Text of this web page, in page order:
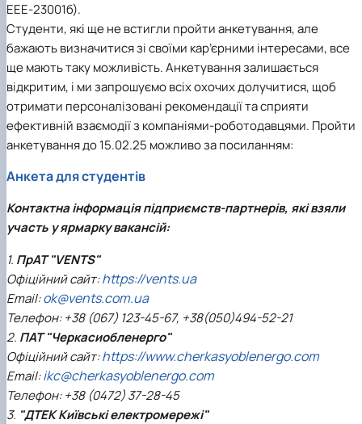
ЕЕЕ-23001б).
Студенти, які ще не встигли пройти анкетування, але
бажають визначитися зі своїми кар’єрними інтересами, все
ще мають таку можливість. Анкетування залишається
відкритим, і ми запрошуємо всіх охочих долучитися, щоб
отримати персоналізовані рекомендації та сприяти
ефективній взаємодії з компаніями-роботодавцями. Пройти
анкетування до 15.02.25 можливо за посиланням:
Анкета для студентів
Контактна інформація підприємств-партнерів, які взяли
участь у ярмарку вакансій:
1. ПрАТ "VENTS"
Офіційний сайт:https://vents.ua
Email:ok@vents.com.ua
Телефон: +38 (067) 123-45-67, +38(050)494-52-21
2. ПАТ "Черкасиобленерго"
Офіційний сайт:https://www.cherkasyoblenergo.com
Email:ikc@cherkasyoblenergo.com
Телефон: +38 (0472) 37-28-45
3. "ДТЕК Київські електромережі"